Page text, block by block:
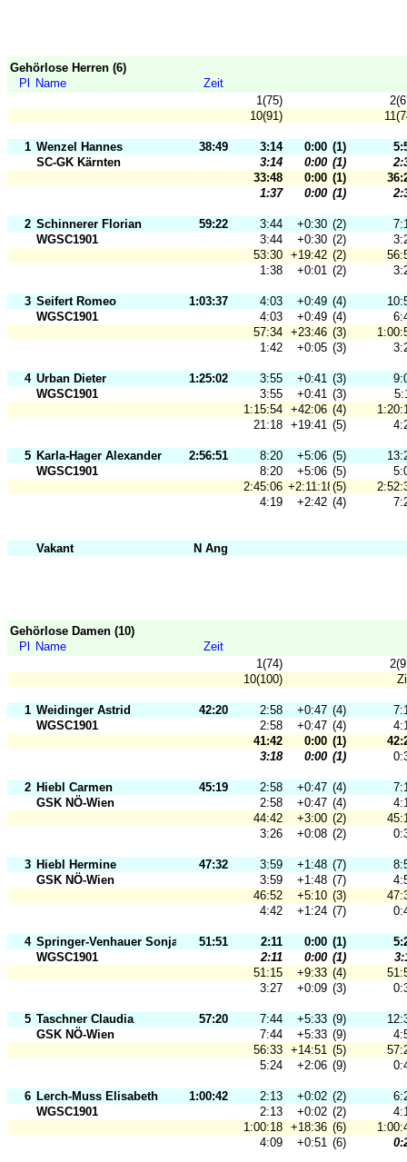
Gehörlose Herren (6)
Pl
Name
Zeit
1(75)
10(91)
1 Wenzel Hannes 38:49 3:14 0:00 (1)
SC-GK Kärnten
3:14 0:00 (1)
33:48
0:00 (1)
1:37
0:00 (1)
2 Schinnerer Florian 59:22 3:44 +0:30 (2)
WGSC1901
3:44 +0:30 (2)
53:30 +19:42 (2)
1:38
+0:01 (2)
3 Seifert Romeo 1:03:37 4:03 +0:49 (4)
WGSC1901
4:03 +0:49 (4)
57:34 +23:46 (3)
1:42
+0:05 (3)
4 Urban Dieter 1:25:02 3:55 +0:41 (3)
WGSC1901
3:55 +0:41 (3)
1:15:54 +42:06 (4)
21:18 +19:41 (5)
5 Karla-Hager Alexander 2:56:51 8:20 +5:06 (5)
WGSC1901
8:20 +5:06 (5)
2:45:06 +2:11:18(5)
4:19
+2:42 (4)
Vakant N Ang
Gehörlose Damen (10)
Pl
Name
Zeit
1(74)
10(100)
1 Weidinger Astrid 42:20 2:58 +0:47 (4)
WGSC1901
2:58 +0:47 (4)
41:42
0:00 (1)
3:18
0:00 (1)
2 Hiebl Carmen 45:19 2:58 +0:47 (4)
GSK NÖ-Wien
2:58 +0:47 (4)
44:42
+3:00 (2)
3:26
+0:08 (2)
3 Hiebl Hermine 47:32 3:59 +1:48 (7)
GSK NÖ-Wien
3:59 +1:48 (7)
46:52
+5:10 (3)
4:42
+1:24 (7)
4 Springer-Venhauer Sonja 51:51 2:11 0:00 (1)
WGSC1901
2:11 0:00 (1)
51:15
+9:33 (4)
3:27
+0:09 (3)
5 Taschner Claudia 57:20 7:44 +5:33 (9)
GSK NÖ-Wien
7:44 +5:33 (9)
56:33 +14:51 (5)
5:24
+2:06 (9)
6 Lerch-Muss Elisabeth 1:00:42 2:13 +0:02 (2)
WGSC1901
2:13 +0:02 (2)
1:00:18 +18:36 (6)
4:09
+0:51 (6)